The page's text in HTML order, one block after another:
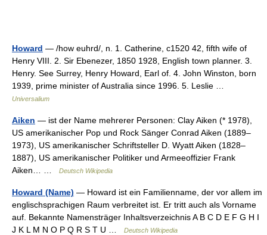
Howard — /how euhrd/, n. 1. Catherine, c1520 42, fifth wife of
Henry VIII. 2. Sir Ebenezer, 1850 1928, English town planner. 3.
Henry. See Surrey, Henry Howard, Earl of. 4. John Winston, born
1939, prime minister of Australia since 1996. 5. Leslie …
Universalium
Aiken — ist der Name mehrerer Personen: Clay Aiken (* 1978),
US amerikanischer Pop und Rock Sänger Conrad Aiken (1889–
1973), US amerikanischer Schriftsteller D. Wyatt Aiken (1828–
1887), US amerikanischer Politiker und Armeeoffizier Frank
Aiken… …
Deutsch Wikipedia
Howard (Name) — Howard ist ein Familienname, der vor allem im
englischsprachigen Raum verbreitet ist. Er tritt auch als Vorname
auf. Bekannte Namensträger Inhaltsverzeichnis A B C D E F G H I
J K L M N O P Q R S T U …
Deutsch Wikipedia